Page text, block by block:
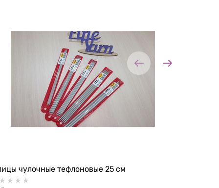
чулочные тефлоновые 25 см